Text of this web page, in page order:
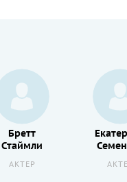
Бретт
Стаймли
АКТЕР